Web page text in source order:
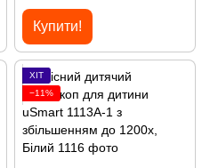
Купити!
ХІТ
−11%